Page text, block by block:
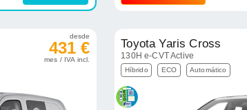
desde
431 €
mes / IVA incl.
Toyota Yaris Cross
130H e-CVT Active
Híbrido ECO Automático